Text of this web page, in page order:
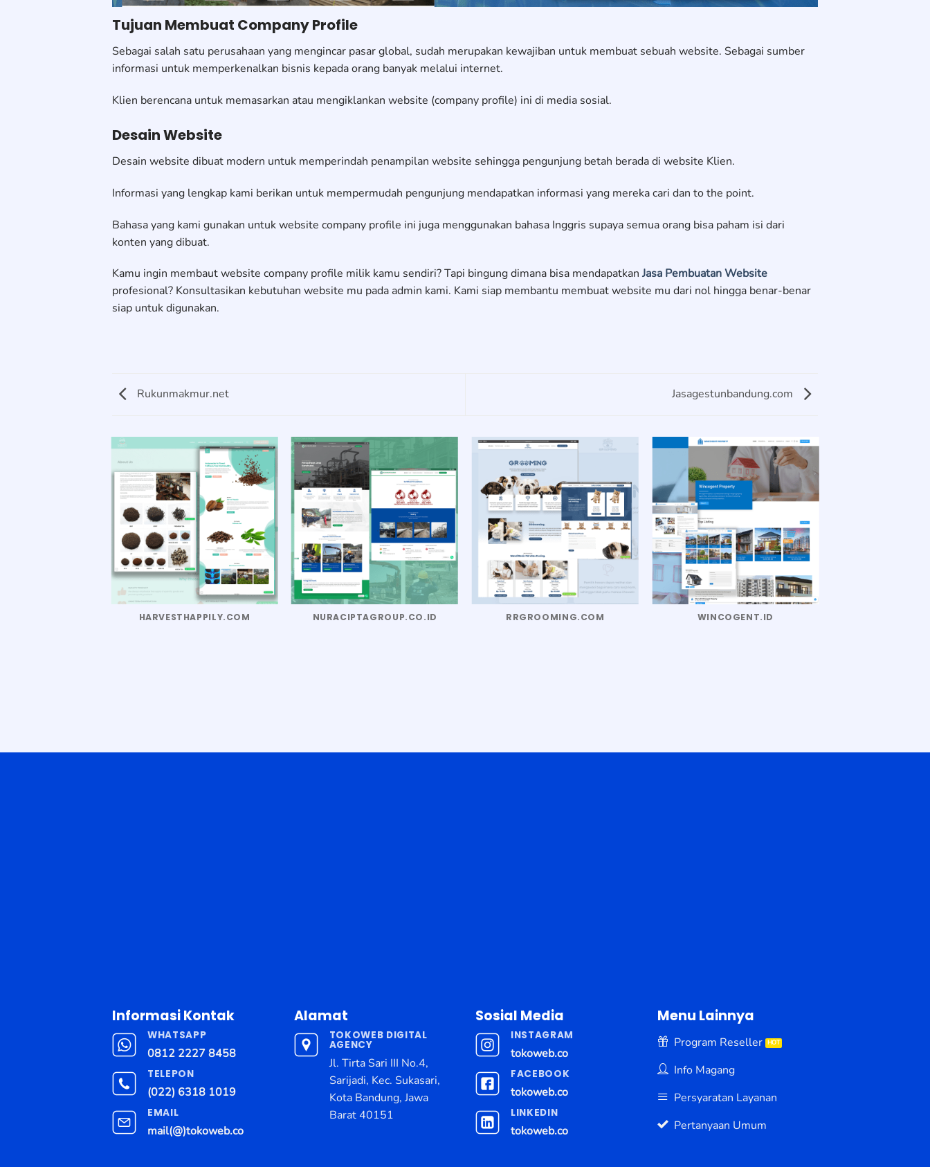
Tujuan Membuat Company Profile
Sebagai salah satu perusahaan yang mengincar pasar global, sudah merupakan kewajiban untuk membuat sebuah website. Sebagai sumber
informasi untuk memperkenalkan bisnis kepada orang banyak melalui internet.
Klien berencana untuk memasarkan atau mengiklankan website (company profile) ini di media sosial.
Desain Website
Desain website dibuat modern untuk memperindah penampilan website sehingga pengunjung betah berada di website Klien.
Informasi yang lengkap kami berikan untuk mempermudah pengunjung mendapatkan informasi yang mereka cari dan to the point.
Bahasa yang kami gunakan untuk website company profile ini juga menggunakan bahasa Inggris supaya semua orang bisa paham isi dari
konten yang dibuat.
Kamu ingin membaut website company profile milik kamu sendiri? Tapi bingung dimana bisa mendapatkan Jasa Pembuatan Website
profesional? Konsultasikan kebutuhan website mu pada admin kami. Kami siap membantu membuat website mu dari nol hingga benar-benar
siap untuk digunakan.
Rukunmakmur.net Jasagestunbandung.com
HARVESTHAPPILY.COM NURACIPTAGROUP.CO.ID RRGROOMING.COM WINCOGENT.ID
Informasi Kontak
WHATSAPP
0812 2227 8458
TELEPON
(022) 6318 1019
EMAIL
mail(@)tokoweb.co
Alamat
TOKOWEB DIGITAL
AGENCY
Jl. Tirta Sari III No.4,
Sarijadi, Kec. Sukasari,
Kota Bandung, Jawa
Barat 40151
Sosial Media
INSTAGRAM
tokoweb.co
FACEBOOK
tokoweb.co
LINKEDIN
tokoweb.co
Menu Lainnya
Program Reseller
Info Magang
Persyaratan Layanan
Pertanyaan Umum